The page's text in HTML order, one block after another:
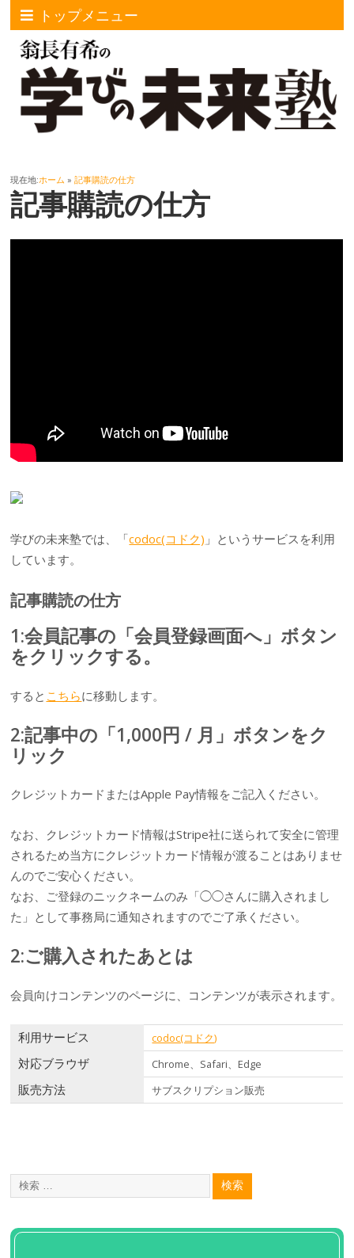
トップメニュー
現在地:ホーム »記事購読の仕方
記事購読の仕方
学びの未来塾では、「codoc(コドク) 」というサービスを利用
しています。
記事購読の仕方
1:会員記事の「会員登録画面へ」ボタン
をクリックする。
すると こちらに移動します。
2:記事中の「1,000円 / 月」ボタンをク
リック
クレジットカードまたはApple Pay情報をご記入ください。
なお、クレジットカード情報はStripe社に送られて安全に管理
されるため当方にクレジットカード情報が渡ることはありませ
んのでご安心ください。
なお、ご登録のニックネームのみ「◯◯さんに購入されまし
た」として事務局に通知されますのでご了承ください。
2:ご購入されたあとは
会員向けコンテンツのページに、コンテンツが表示されます。
利用サービス codoc(コドク)
対応ブラウザ Chrome、Safari、Edge
販売方法 サブスクリプション販売